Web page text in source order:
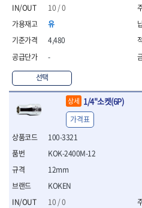
- 절연니퍼
- 절연가위
- 절연비트
- 절연라쳇렌치
- 절연라쳇렌치세트
- 절연볼트커터
- 절연아답타
- 절연펀치
- 기타
- 방폭연결대
- 방폭옵셋렌치
- 방폭펜치
- 방폭플라이어
10 / 0
유
4,480
-
선택
상세 1/4"소켓(6P)
100-3321
KOKEN
10 / 0
KOK-2400M-12
12mm
가격표